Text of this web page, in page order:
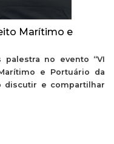
Marítimo e
palestra no evento “VI
e Portuário da
discutir e compartilhar